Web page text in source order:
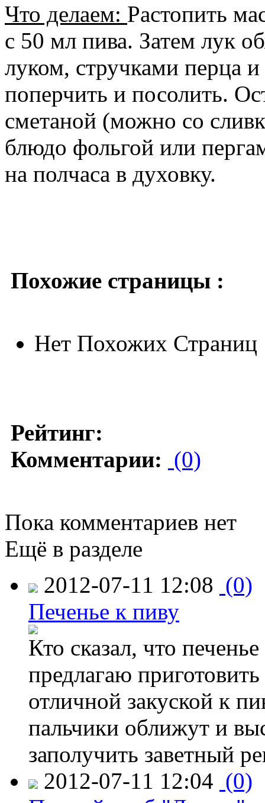
Что делаем: Растопить
с 50 мл пива. Затем лук
луком, стручками перца
поперчить и посолить.
сметаной (можно со
блюдо фольгой или
на полчаса в духовку.
Похожие страницы :
Нет Похожих Страниц
Рейтинг:
Комментарии: (0)
Пока комментариев нет
Ещё в разделе
2012-07-11 12:08 (0)
Печенье к пиву
Кто сказал, что
предлагаю
отличной закуской к
пальчики оближут и
заполучить заветный
2012-07-11 12:04 (0)